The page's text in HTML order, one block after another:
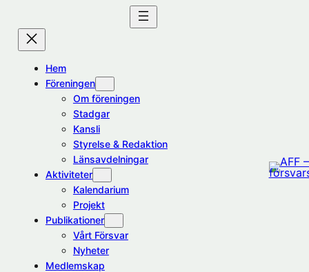
innehåll
Hem
Föreningen
Om föreningen
Stadgar
Kansli
Styrelse & Redaktion
Länsavdelningar
Aktiviteter
Kalendarium
Projekt
Publikationer
Vårt Försvar
Nyheter
Medlemskap